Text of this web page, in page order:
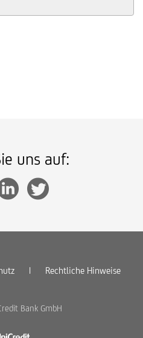
uns auf:
| Rechtliche Hinweise
Bank GmbH